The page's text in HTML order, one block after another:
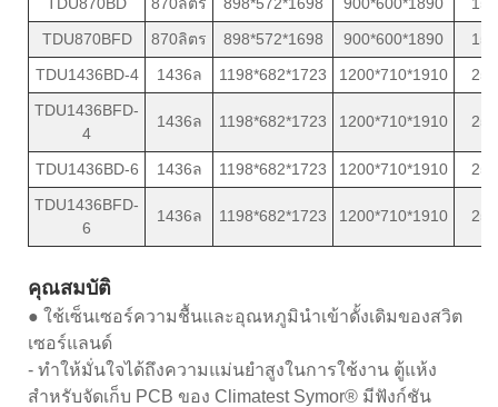
TDU870BFD
870ลิตร 898*572*1698 900*600*1890
15
TDU1436BD-4
1436ล 1198*682*1723 1200*710*1910
25
TDU1436BFD-
4
1436ล 1198*682*1723 1200*710*1910 25
TDU1436BD-6 1436ล 1198*682*1723 1200*710*1910
25
TDU1436BFD-
6
1436ล 1198*682*1723 1200*710*1910 25
คุณสมบัติ
● ใช้เซ็นเซอร์ความชื้นและอุณหภูมินำเข้าดั้งเดิมของสวิต
เซอร์แลนด์
- ทำให้มั่นใจได้ถึงความแม่นยำสูงในการใช้งาน ตู้แห้ง
สำหรับจัดเก็บ PCB ของ Climatest Symor® มีฟังก์ชัน